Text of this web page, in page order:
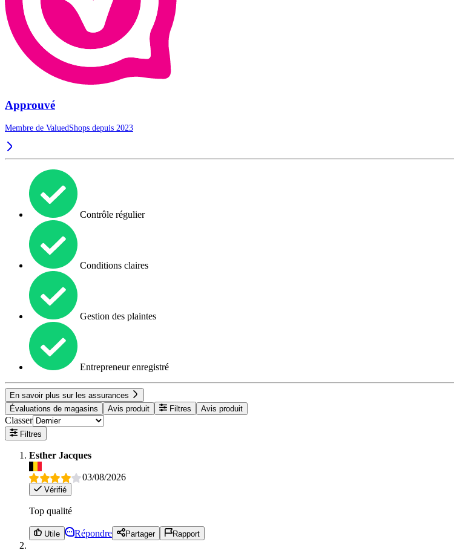
Approuvé
Membre de ValuedShops depuis 2023
Contrôle régulier
Conditions claires
Gestion des plaintes
Entrepreneur enregistré
En savoir plus sur les assurances
Évaluations de magasins
Avis produit Filtres Avis produit
Classer
Filtres
Esther Jacques
03/08/2026
Vérifié
Top qualité
Utile Répondre Partager Rapport